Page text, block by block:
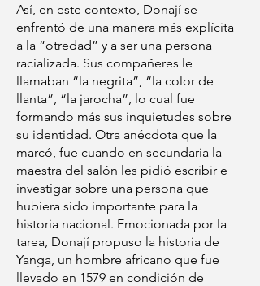
Así, en este contexto, Donají se
enfrentó de una manera más explícita
a la “otredad” y a ser una persona
racializada. Sus compañeres le
llamaban “la negrita”, “la color de
llanta”, “la jarocha”, lo cual fue
formando más sus inquietudes sobre
su identidad. Otra anécdota que la
marcó, fue cuando en secundaria la
maestra del salón les pidió escribir e
investigar sobre una persona que
hubiera sido importante para la
historia nacional. Emocionada por la
tarea, Donají propuso la historia de
Yanga, un hombre africano que fue
llevado en 1579 en condición de